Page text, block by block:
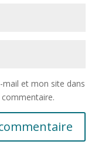
et mon site dans